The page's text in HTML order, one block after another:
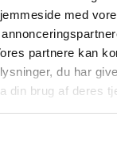
med
partnere kan
du har
din brug af deres
indhold af
24. november
kliniske